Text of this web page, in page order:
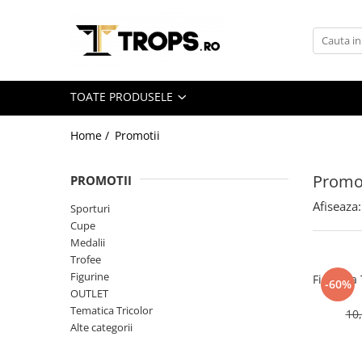
Toate Produsele
Muzica / Dans
TOATE PRODUSELE
Home / Promotii
PROMOTII
Sporturi
Cupe
Medalii
Trofee
Figurine
OUTLET
Tematica Tricolor
Alte categorii
Afiseaza:
-60%
Figurina